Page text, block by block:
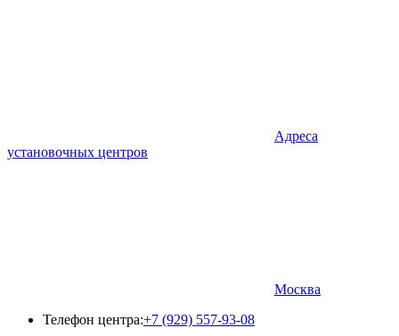
Адреса
установочных центров
Москва
Телефон центра:+7 (929) 557-93-08